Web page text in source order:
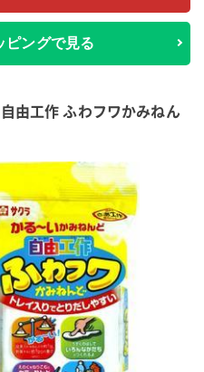
ピングで見る
由工作 ふわフワかみねん